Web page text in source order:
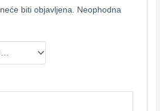
biti objavljena. Neophodna